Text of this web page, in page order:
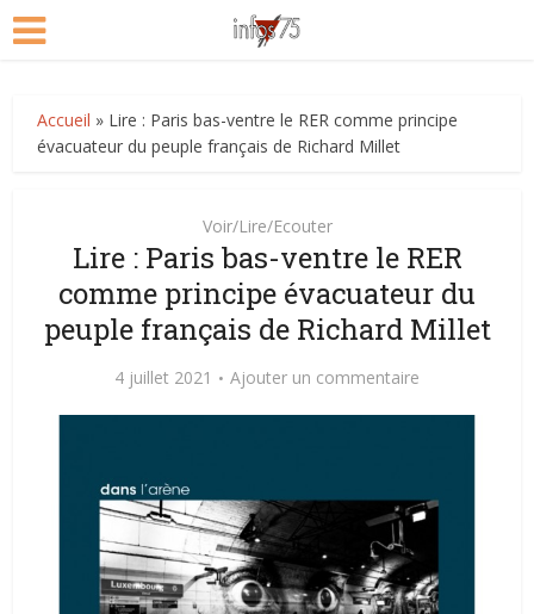
Accueil » Lire : Paris bas-ventre le RER comme principe
évacuateur du peuple français de Richard Millet
Voir/Lire/Ecouter
Lire : Paris bas-ventre le RER
comme principe évacuateur du
peuple français de Richard Millet
4 juillet 2021 Ajouter un commentaire